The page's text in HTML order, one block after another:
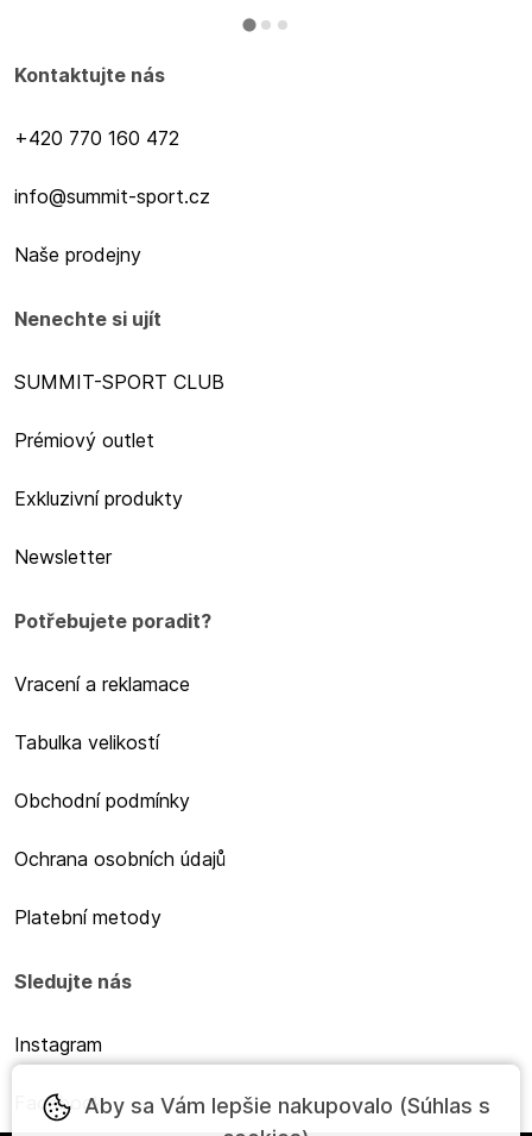
Kontaktujte nás
+420 770 160 472
info@summit-sport.cz
Naše prodejny
Nenechte si ujít
SUMMIT-SPORT CLUB
Prémiový outlet
Exkluzivní produkty
Newsletter
Potřebujete poradit?
Vracení a reklamace
Tabulka velikostí
Obchodní podmínky
Ochrana osobních údajů
Platební metody
Sledujte nás
Instagram
FacebookAby sa Vám lepšie nakupovalo (Súhlas s